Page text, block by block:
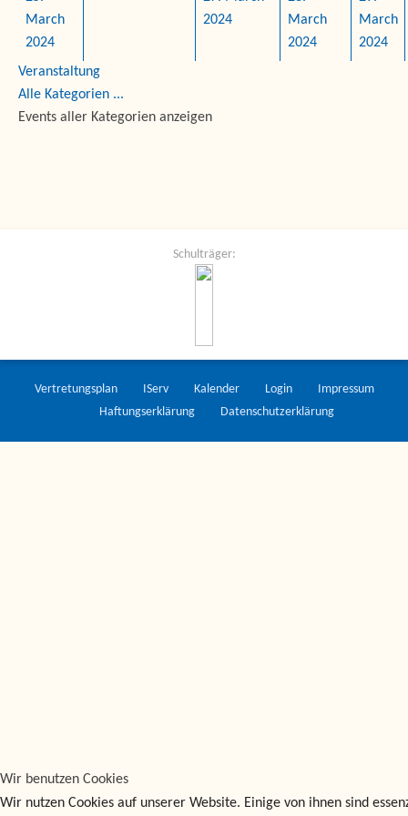
March
2024
2024
March
2024
March
2024
Veranstaltung
Alle Kategorien ...
Events aller Kategorien anzeigen
Schulträger:
Vertretungsplan IServ Kalender Login
Impressum
Haftungserklärung
Datenschutzerklärung
Wir benutzen Cookies
Wir nutzen Cookies auf unserer Website. Einige von ihnen sind